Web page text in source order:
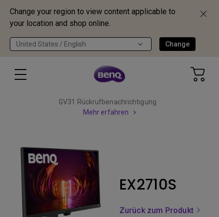
Change your region to view content applicable to
your location and shop online.
United States / English Change
GV31 Rückrufbenachrichtigung
Mehr erfahren
EX2710S
Zurück zum Produkt